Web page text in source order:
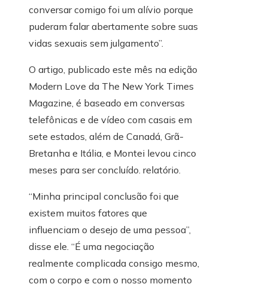
conversar comigo foi um alívio porque
puderam falar abertamente sobre suas
vidas sexuais sem julgamento”.
O artigo, publicado este mês na edição
Modern Love da The New York Times
Magazine, é baseado em conversas
telefônicas e de vídeo com casais em
sete estados, além de Canadá, Grã-
Bretanha e Itália, e Montei levou cinco
meses para ser concluído. relatório.
“Minha principal conclusão foi que
existem muitos fatores que
influenciam o desejo de uma pessoa”,
disse ele. “É uma negociação
realmente complicada consigo mesmo,
com o corpo e com o nosso momento